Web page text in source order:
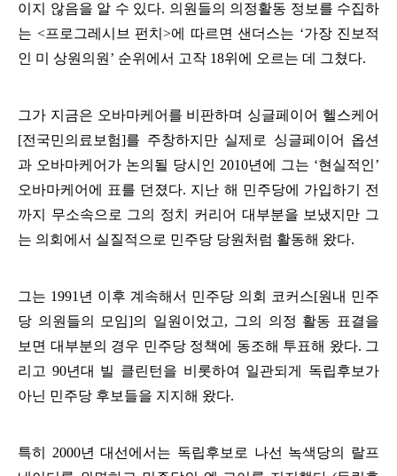
이지 않음을 알 수 있다. 의원들의 의정활동 정보를 수집하
는 <프로그레시브 펀치 >에 따르면 샌더스는 ‘가장 진보적
인 미 상원의원 ’ 순위에서 고작 18위에 오르는 데 그쳤다.
그가 지금은 오바마케어를 비판하며 싱글페이어 헬스케어
[전국민의료보험]를 주창하지만 실제로 싱글페이어 옵션
과 오바마케어가 논의될 당시인 2010년에 그는 ‘현실적인’
오바마케어에 표를 던졌다. 지난 해 민주당에 가입하기 전
까지 무소속으로 그의 정치 커리어 대부분을 보냈지만 그
는 의회에서 실질적으로 민주당 당원처럼 활동해 왔다.
그는 1991 년 이후 계속해서 민주당 의회 코커스[원내 민주
당 의원들의 모임]의 일원이었고, 그의 의정 활동 표결을
보면 대부분의 경우 민주당 정책에 동조해 투표해 왔다. 그
리고 90년대 빌 클린턴을 비롯하여 일관되게 독립후보가
아닌 민주당 후보들을 지지해 왔다.
특히 2000년 대선에서는 독립후보로 나선 녹색당의 랄프